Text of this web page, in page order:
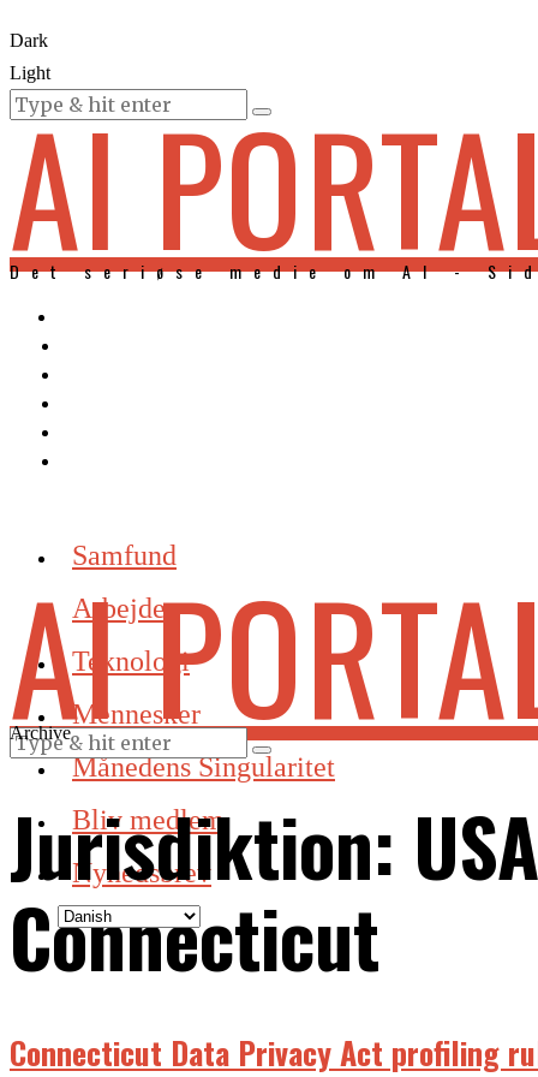
Dark
Light
KURSER
AI
Det seriøse medie om AI -
Samfund
Arbejde
Teknologi
Mennesker
Månedens Singularitet
Bliv medlem
Nyhedsbrev
AI
Archive
Jurisdiktion:
Connecticut
Connecticut Data Privacy Act profiling